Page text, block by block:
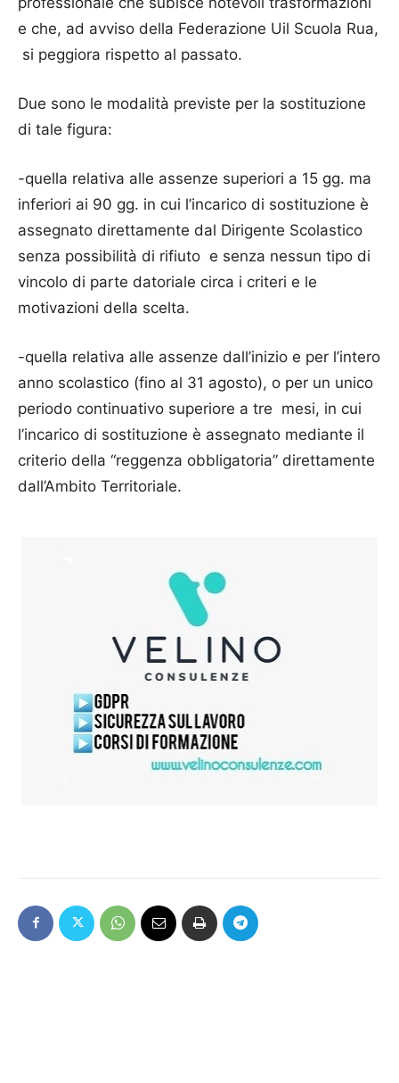
e che, ad avviso della Federazione Uil Scuola Rua,
si peggiora rispetto al passato.
Due sono le modalità previste per la sostituzione
di tale figura:
-quella relativa alle assenze superiori a 15 gg. ma
inferiori ai 90 gg. in cui l’incarico di sostituzione è
assegnato direttamente dal Dirigente Scolastico
senza possibilità di rifiuto e senza nessun tipo di
vincolo di parte datoriale circa i criteri e le
motivazioni della scelta.
-quella relativa alle assenze dall’inizio e per l’intero
anno scolastico (fino al 31 agosto), o per un unico
periodo continuativo superiore a tre mesi, in cui
l’incarico di sostituzione è assegnato mediante il
criterio della “reggenza obbligatoria” direttamente
dall’Ambito Territoriale.